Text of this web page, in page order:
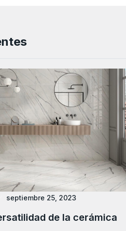
septiembre 25, 2023
de la cerámica